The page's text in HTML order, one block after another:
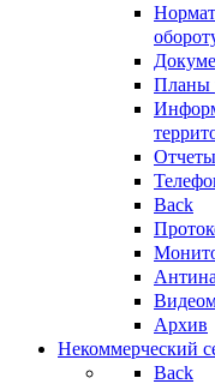
Планы
Back
Архив
Некоммерческий
Back